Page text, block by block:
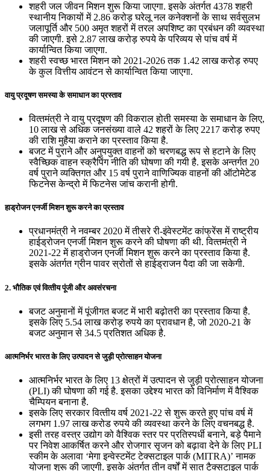
शहरी जल जीवन मिशन शुरू किया जाएगा. इसके अंतर्गत 4378 शहरी
स्थानीय निकायों में 2.86 करोड़ घरेलू नल कनेक्शनों के साथ सर्वसुलभ
जलापूर्ति और 500 अमृत शहरों में तरल अपशिष्‍ट का प्रबंधन की व्यवस्था
की जाएगी. इसे 2.87 लाख करोड़ रुपये के परिव्यय से पांच वर्ष में
कार्यान्वित किया जाएगा.
शहरी स्वच्छ भारत मिशन को 2021-2026 तक 1.42 लाख करोड़ रुपए
के कुल वित्तीय आवंटन से कार्यान्वित किया जाएगा.
वायु प्रदूषण समस्या के समाधान का प्रस्ताव
वित्‍तमंत्री ने वायु प्रदूषण की विकराल होती समस्या के समाधान के लिए,
10 लाख से अधिक जनसंख्या वाले 42 शहरों के लिए 2217 करोड़ रुपए
की राशि मुहैया कराने का प्रस्ताव किया है.
बजट में पुराने और अनुपयुक्त वाहनों को चरणबद्ध रूप से हटाने के लिए
स्वैच्छिक वाहन स्क्रैपिंग नीति की घोषणा की गयी है. इसके अन्‍तर्गत 20
वर्ष पुराने व्यक्तिगत और 15 वर्ष पुराने वाणिज्यिक वाहनों की ऑटोमेटेड
फिटनेस केन्‍द्रो में फिटनेस जांच करानी होगी.
हाड्रोजन एनर्जी मिशन शुरू करने का प्रस्‍ताव
प्रधानमंत्री ने नवम्‍बर 2020 में तीसरे री-इंवेस्‍टमेंट कांफ्रेंस में राष्‍ट्रीय
हाईड्रोजन एनर्जी मिशन शुरू करने की घोषणा की थी. वित्‍तमंत्री ने
2021-22 में हाड्रोजन एनर्जी मिशन शुरू करने का प्रस्‍ताव किया है.
इसके अंतर्गत ग्रीन पावर स्रोतों से हाईड्राजन पैदा की जा सकेगी.
2. भौतिक एवं वित्‍तीय पूंजी और अवसंरचना
बजट अनुमानों में पूंजीगत बजट में भारी बढ़ोतरी का प्रस्ताव किया है.
इसके लिए 5.54 लाख करोड़ रुपये का प्रावधान है, जो 2020-21 के
बजट अनुमान से 34.5 प्रतिशत अधिक है.
आत्‍मनिर्भर भारत के लिए उत्‍पादन से जुड़ी प्रोत्‍साहन योजना
आत्‍मनिर्भर भारत के लिए 13 क्षेत्रों में उत्‍पादन से जुड़ी प्रोत्‍साहन योजना
(PLI) की घोषणा की गई है. इसका उद्देश्य भारत को विनिर्माण में वैश्विक
चैम्पियन बनाना है.
इसके लिए सरकार वित्‍तीय वर्ष 2021-22 से शुरू करते हुए पांच वर्ष में
लगभग 1.97 लाख करोड रुपये की व्‍यवस्‍था करने के लिए वचनबद्ध है.
इसी तरह वस्‍त्र उद्योग को वैश्विक स्‍तर पर प्रतिस्‍पर्धी बनाने, बड़े पैमाने
पर निवेश आकर्षित करने और रोजगार सृजन को बढ़ावा देने के लिए PLI
स्‍कीम के अलावा ‘मेगा इन्‍वेस्‍टमेंट टेक्‍सटाइल पार्क (MITRA)’ नामक
योजना शुरू की जाएगी. इसके अंतर्गत तीन वर्षों में सात टैक्‍सटाइल पार्क